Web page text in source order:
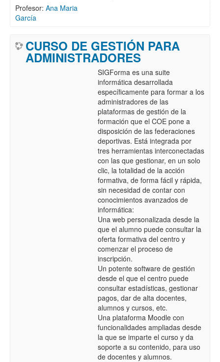
Profesor: Ana Maria
García
CURSO DE GESTIÓN PARA
ADMINISTRADORES
SIGForma es una suite
informática desarrollada
específicamente para formar a los
administradores de las
plataformas de gestión de la
formación que el COE pone a
disposición de las federaciones
deportivas. Está integrada por
tres herramientas interconectadas
con las que gestionar, en un solo
clic, la totalidad de la acción
formativa, de forma fácil y rápida,
sin necesidad de contar con
conocimientos avanzados de
informática:
Una web personalizada desde la
que el alumno puede consultar la
oferta formativa del centro y
comenzar el proceso de
inscripción.
Un potente software de gestión
desde el que el centro puede
consultar estadísticas, gestionar
pagos, dar de alta docentes,
alumnos y cursos, etc.
Una plataforma Moodle con
funcionalidades ampliadas desde
la que se imparte el curso y da
soporte a su contenido, para uso
de docentes y alumnos.